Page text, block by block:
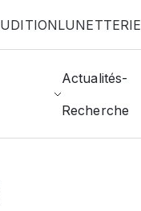
LUNETTERIE
Actualités-
Recherche
Martin Sun Optic